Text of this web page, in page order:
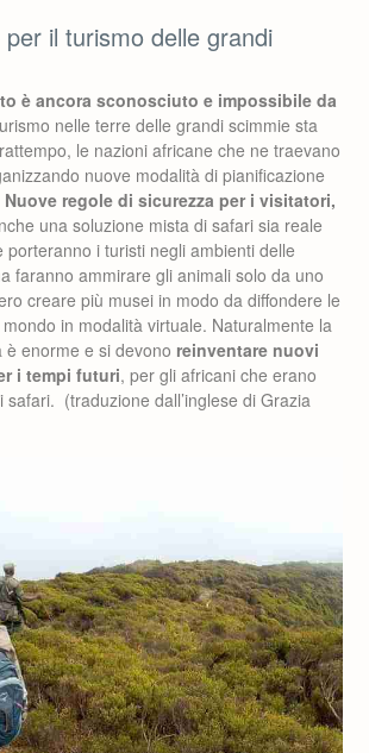
per il turismo delle grandi
è ancora sconosciuto e impossibile da
nelle terre delle grandi scimmie sta
le nazioni africane che ne traevano
nuove modalità di pianificazione
Nuove regole di sicurezza per i visitatori,
una soluzione mista di safari sia reale
porteranno i turisti negli ambienti delle
faranno ammirare gli animali solo da uno
creare più musei in modo da diffondere le
in modalità virtuale. Naturalmente la
enorme e si devono reinventare nuovi
i tempi futuri, per gli africani che erano
safari. (traduzione dall’inglese di Grazia